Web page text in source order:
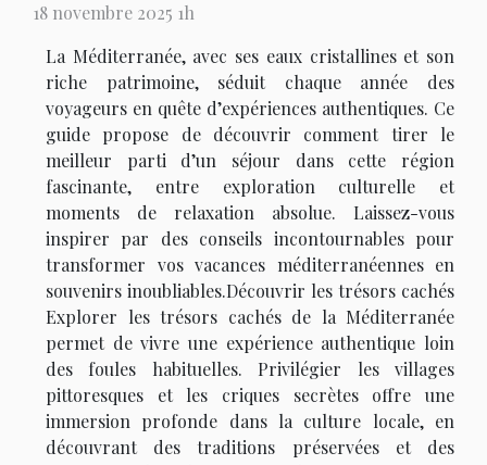
18 novembre 2025 1h
La Méditerranée, avec ses eaux cristallines et son
riche patrimoine, séduit chaque année des
voyageurs en quête d’expériences authentiques. Ce
guide propose de découvrir comment tirer le
meilleur parti d’un séjour dans cette région
fascinante, entre exploration culturelle et
moments de relaxation absolue. Laissez-vous
inspirer par des conseils incontournables pour
transformer vos vacances méditerranéennes en
souvenirs inoubliables.Découvrir les trésors cachés
Explorer les trésors cachés de la Méditerranée
permet de vivre une expérience authentique loin
des foules habituelles. Privilégier les villages
pittoresques et les criques secrètes offre une
immersion profonde dans la culture locale, en
découvrant des traditions préservées et des